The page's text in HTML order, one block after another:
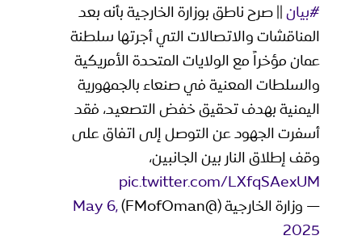
#بيان|| صرح ناطق بوزارة الخارجية بأنه بعد
المناقشات والاتصالات التي أجرتها سلطنة
عمان مؤخراً مع الولايات المتحدة الأمريكية
والسلطات المعنية في صنعاء بالجمهورية
اليمنية بهدف تحقيق خفض التصعيد، فقد
أسفرت الجهود عن التوصل إلى اتفاق على
وقف إطلاق النار بين الجانبين،
pic.twitter.com/LXfqSAexUM
— وزارة الخارجية (@FMofOman)
May 6,
2025